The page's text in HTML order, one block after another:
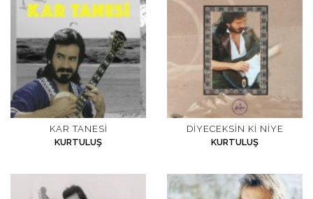
KAR TANESI
KURTULUŞ
DIYECEKSIN KI NIYE
KURTULUŞ